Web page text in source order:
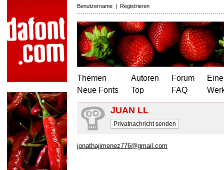
Benutzername | Registrieren
Themen
Neue Fonts
Autoren
Top
Forum
FAQ
JUAN LL
Privatnachricht senden
jonathajimenez776@gmail.com